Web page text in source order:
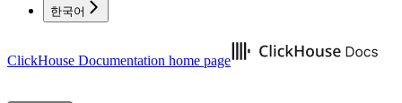
한국어
ClickHouse Documentation home page